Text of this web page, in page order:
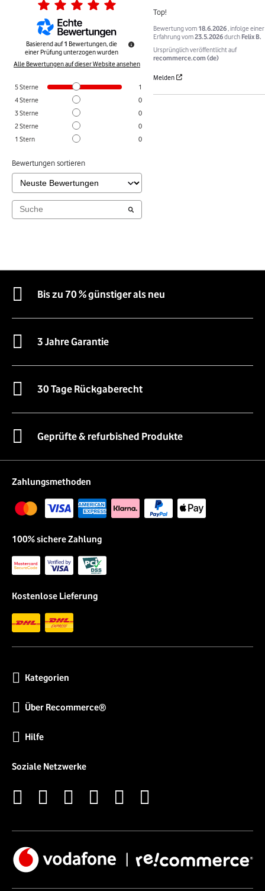
Basierend auf1 Bewertungen, die
einer Prüfung unterzogen wurden
Alle Bewertungen auf dieser Website ansehen
5Sterne
1
4Sterne
0
3Sterne
0
2Sterne
0
1 Stern 0
Bewertungen sortieren
Top!
Bewertung vom 18.6.2026 , infolge einer
Erfahrung vom23.5.2026durch Felix B.
Ursprünglich veröffentlicht auf
recommerce.com (de)
Melden
Bis zu 70 % günstiger als neu
3 Jahre Garantie
30 Tage Rückgaberecht
Geprüfte & refurbished Produkte
Zahlungsmethoden
100% sichere Zahlung
Kostenlose Lieferung
Kategorien
Über Recommerce®
Hilfe
Soziale Netzwerke